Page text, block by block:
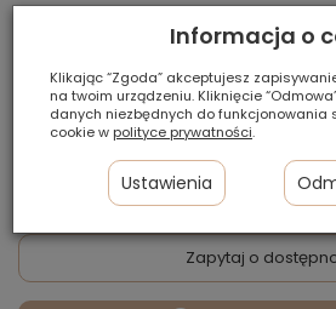
darkchocolate rooted
Zapytaj o
Informacja o
Klikając “Zgoda” akceptujesz
na twoim urządzeniu. Kliknięcie
danych niezbędnych do funkcjonowania
cookie w polityce prywatności.
Ustawienia